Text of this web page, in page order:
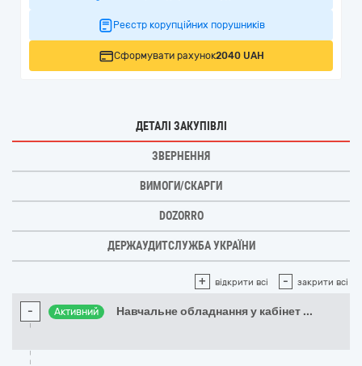
Реєстр корупційних порушників
Сформувати рахунок2040 UAH
ДЕТАЛІ ЗАКУПІВЛІ
ЗВЕРНЕННЯ
ВИМОГИ/СКАРГИ
DOZORRO
ДЕРЖАУДИТСЛУЖБА УКРАЇНИ
+ відкрити всі - закрити всі
- Активний Навчальне обладнання у кабінет ...